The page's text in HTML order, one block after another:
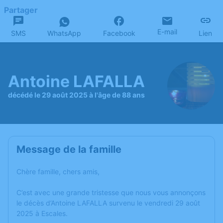
Partager
SMS WhatsApp Facebook E-mail Lien
Antoine LAFALLA
décédé le 29 août 2025 à l'âge de 88 ans
Message de la famille
Chère famille, chers amis,
C’est avec une grande tristesse que nous vous annonçons
le décès d’Antoine LAFALLA survenu le vendredi 29 août
2025 à Escales.